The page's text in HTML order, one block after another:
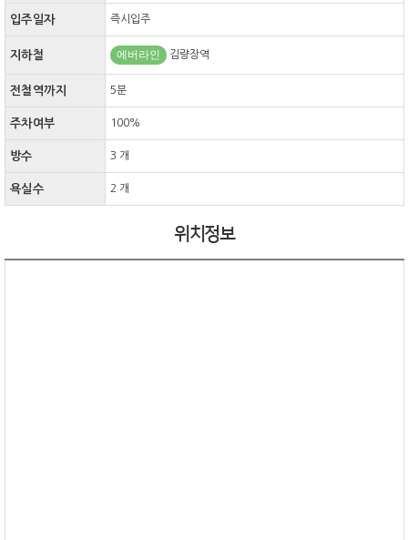
입주일자 즉시입주
지하철 에버라인 김량장역
전철역까지 5분
주차여부 100%
방수 3 개
욕실수 2 개
위치정보